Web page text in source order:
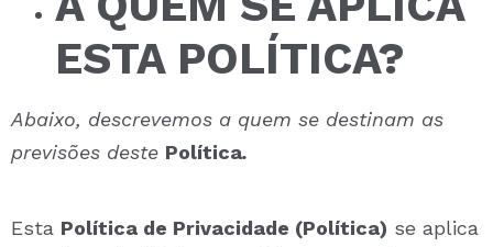
ESTA POLÍTICA?
Abaixo, descrevemos a quem se destinam as
previsões deste Política.
Esta Política de Privacidade (Política) se aplica